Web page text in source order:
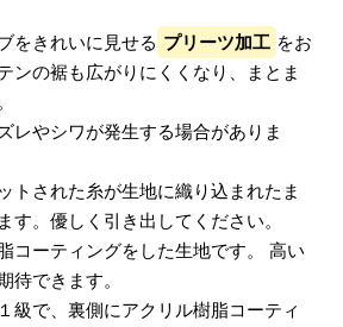
をきれいに見せる プリーツ加工 をお
ンの裾も広がりにくくなり、まとま
レやシワが発生する場合がありま
トされた糸が生地に織り込まれたま
す。優しく引き出してください。
コーティングをした生地です。 高い
待できます。
級で、裏側にアクリル樹脂コーティ